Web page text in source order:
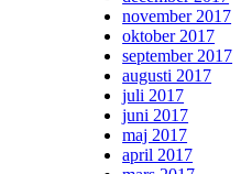
november 2017
oktober 2017
september 2017
augusti 2017
juli 2017
juni 2017
maj 2017
april 2017